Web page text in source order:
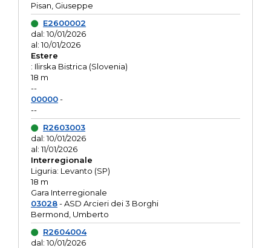
Pisan, Giuseppe
E2600002
dal: 10/01/2026
al: 10/01/2026
Estere
: Ilirska Bistrica (Slovenia)
18 m
--
00000-
--
R2603003
dal: 10/01/2026
al: 11/01/2026
Interregionale
Liguria: Levanto (SP)
18 m
Gara Interregionale
03028- ASD Arcieri dei 3 Borghi
Bermond, Umberto
R2604004
dal: 10/01/2026